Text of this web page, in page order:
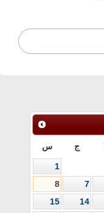
ج س
1
7
8
14
15